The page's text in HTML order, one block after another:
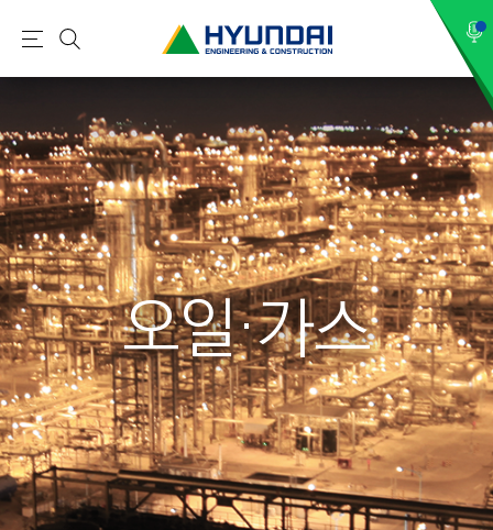
현
설
(
H
Y
U
N
D
A
I
:
E
N
G
I
메
뉴
검
색
오일·가스